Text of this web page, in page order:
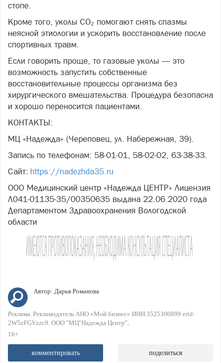
стопе.
Кроме того, уколы CO₂ помогают снять спазмы
неясной этиологии и ускорить восстановление после
спортивных травм.
Если говорить проще, то газовые уколы — это
возможность запустить собственные
восстановительные процессы организма без
хирургического вмешательства. Процедура безопасна
и хорошо переносится пациентами.
КОНТАКТЫ:
МЦ «Надежда» (Череповец, ул. Набережная, 39).
Запись по телефонам: 58-01-01, 58-02-02, 63-38-33.
Сайт: https://nadezhda35.ru
ООО Медицинский центр «Надежда ЦЕНТР» Лицензия
Л041-01135-35/00350635 выдана 22.06.2020 года
Департаментом Здравоохранения Вологодской
области
Автор: Дарья Романова
Реклама. Рекламодатель АНО «Мой бизнес» ИНН 3525300899 erid:
2W5zFGVzzc9. ООО "МЦ"Надежда Центр"
16+
комментировать поделиться